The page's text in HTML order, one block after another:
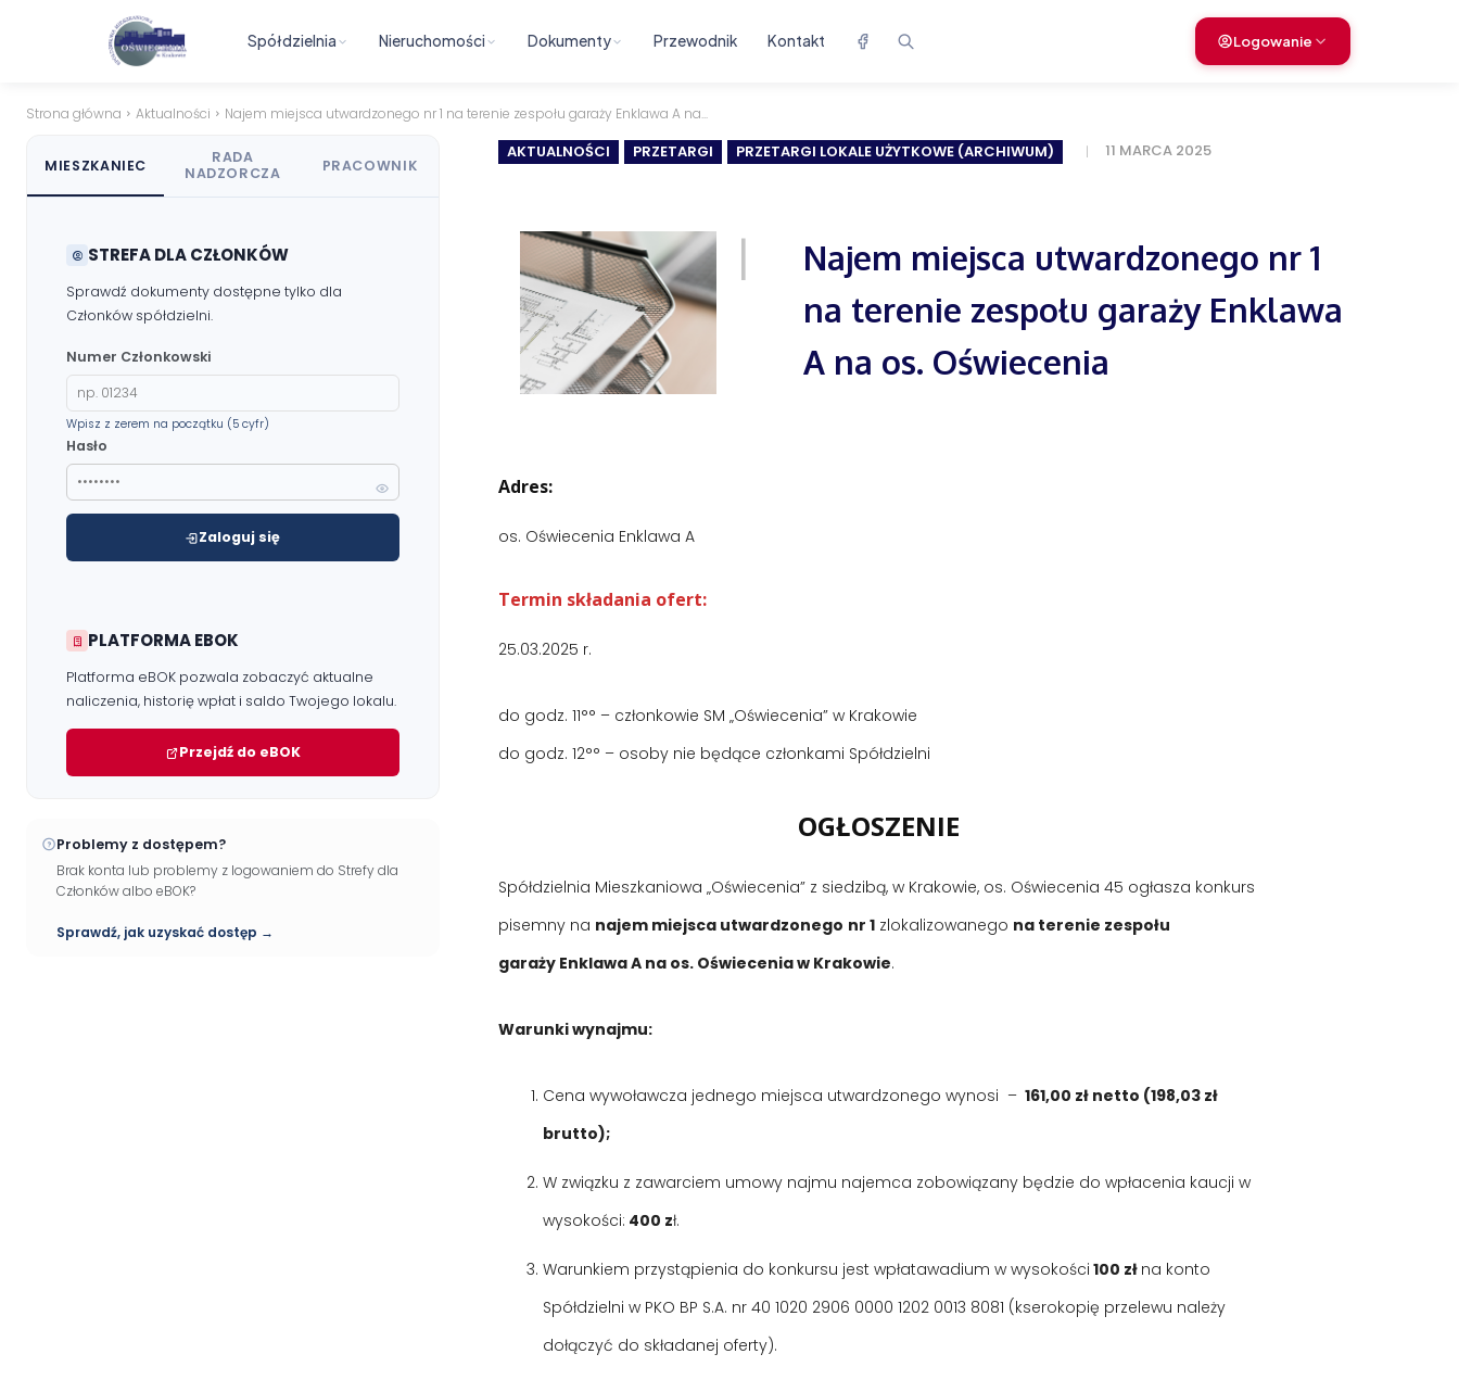
Spółdzielnia Nieruchomości Dokumenty Przewodnik Kontakt Logowanie
Strona główna Aktualności Najem miejsca utwardzonego nr 1 na terenie zespołu garaży Enklawa A na...
AKTUALNOŚCI PRZETARGI PRZETARGI LOKALE UŻYTKOWE (ARCHIWUM) 11 MARCA 2025
Najem miejsca utwardzonego nr 1
na terenie zespołu garaży Enklawa
A na os. Oświecenia
Adres:
os. Oświecenia Enklawa A
Termin składania ofert:
25.03.2025 r.
do godz. 11°° – członkowie SM „Oświecenia” w Krakowie
do godz. 12°° – osoby nie będące członkami Spółdzielni
OGŁOSZENIE
Spółdzielnia Mieszkaniowa „Oświecenia” z siedzibą, w Krakowie, os. Oświecenia 45 ogłasza konkurs
pisemny na najem miejsca utwardzonego nr 1zlokalizowanego na terenie zespołu
garaży Enklawa A na os. Oświecenia w Krakowie.
Warunki wynajmu:
Cena wywoławcza jednego miejsca utwardzonego wynosi – 161,00 zł netto (198,03 zł
brutto);
W związku z zawarciem umowy najmu najemca zobowiązany będzie do wpłacenia kaucji w
wysokości: 400 zł.
Warunkiem przystąpienia do konkursu jest wpłatawadium w wysokości 100 zł na konto
Spółdzielni w PKO BP S.A. nr 40 1020 2906 0000 1202 0013 8081 (kserokopię przelewu należy
dołączyć do składanej oferty).
MIESZKANIEC
RADA
NADZORCZA
PRACOWNIK
STREFA DLA CZŁONKÓW
Sprawdź dokumenty dostępne tylko dla
Członków spółdzielni.
Numer Członkowski
Wpisz z zerem na początku (5 cyfr)
Hasło
Zaloguj się
PLATFORMA EBOK
Platforma eBOK pozwala zobaczyć aktualne
naliczenia, historię wpłat i saldo Twojego lokalu.
Przejdź do eBOK
Problemy z dostępem?
Brak konta lub problemy z logowaniem do Strefy dla
Członków albo eBOK?
Sprawdź, jak uzyskać dostęp →